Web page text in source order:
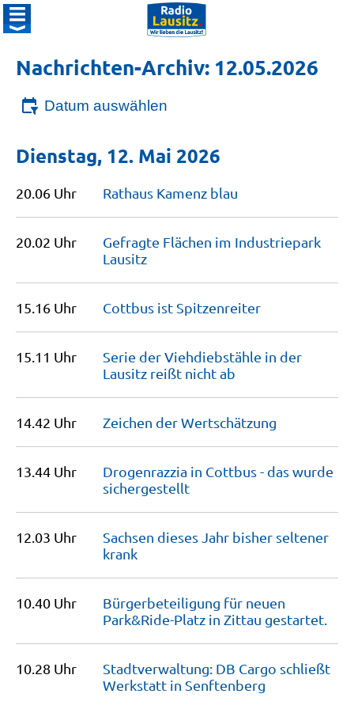
Nachrichten-Archiv: 12.05.2026
Datum auswählen
Dienstag, 12. Mai 2026
20.06 Uhr Rathaus Kamenz blau
20.02 Uhr
Gefragte Flächen im Industriepark
Lausitz
15.16 Uhr Cottbus ist Spitzenreiter
15.11 Uhr
Serie der Viehdiebstähle in der
Lausitz reißt nichtab
14.42 Uhr Zeichen derWertschätzung
13.44 Uhr
Drogenrazzia in Cottbus - das wurde
sichergestellt
12.03 Uhr
Sachsen dieses Jahr bisher seltener
krank
10.40 Uhr
Bürgerbeteiligung für neuen
Park&Ride-Platz in Zittau gestartet.
10.28 Uhr
Stadtverwaltung: DB Cargo schließt
Werkstatt in Senftenberg